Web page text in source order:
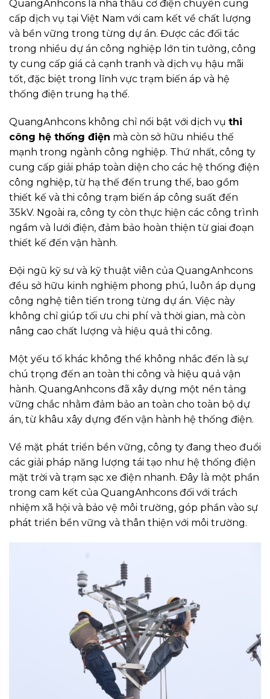
QuangAnhcons là nhà thầu cơ điện chuyên cung
cấp dịch vụ tại Việt Nam với cam kết về chất lượng
và bền vững trong từng dự án. Được các đối tác
trong nhiều dự án công nghiệp lớn tin tưởng, công
ty cung cấp giá cả cạnh tranh và dịch vụ hậu mãi
tốt, đặc biệt trong lĩnh vực trạm biến áp và hệ
thống điện trung hạ thế.
QuangAnhcons không chỉ nổi bật với dịch vụ thi
công hệ thống điện mà còn sở hữu nhiều thế
mạnh trong ngành công nghiệp. Thứ nhất, công ty
cung cấp giải pháp toàn diện cho các hệ thống điện
công nghiệp, từ hạ thế đến trung thế, bao gồm
thiết kế và thi công trạm biến áp công suất đến
35kV. Ngoài ra, công ty còn thực hiện các công trình
ngầm và lưới điện, đảm bảo hoàn thiện từ giai đoạn
thiết kế đến vận hành.
Đội ngũ kỹ sư và kỹ thuật viên của QuangAnhcons
đều sở hữu kinh nghiệm phong phú, luôn áp dụng
công nghệ tiên tiến trong từng dự án. Việc này
không chỉ giúp tối ưu chi phí và thời gian, mà còn
nâng cao chất lượng và hiệu quả thi công.
Một yếu tố khác không thể không nhắc đến là sự
chú trọng đến an toàn thi công và hiệu quả vận
hành. QuangAnhcons đã xây dựng một nền tảng
vững chắc nhằm đảm bảo an toàn cho toàn bộ dự
án, từ khâu xây dựng đến vận hành hệ thống điện.
Về mặt phát triển bền vững, công ty đang theo đuổi
các giải pháp năng lượng tái tạo như hệ thống điện
mặt trời và trạm sạc xe điện nhanh. Đây là một phần
trong cam kết của QuangAnhcons đối với trách
nhiệm xã hội và bảo vệ môi trường, góp phần vào sự
phát triển bền vững và thân thiện với môi trường.